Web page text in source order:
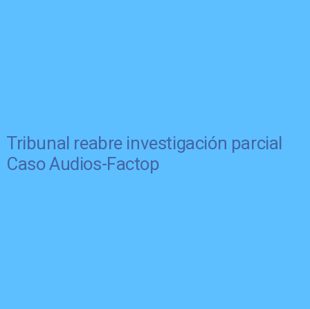
Tribunal reabre investigación parcial
Caso Audios-Factop